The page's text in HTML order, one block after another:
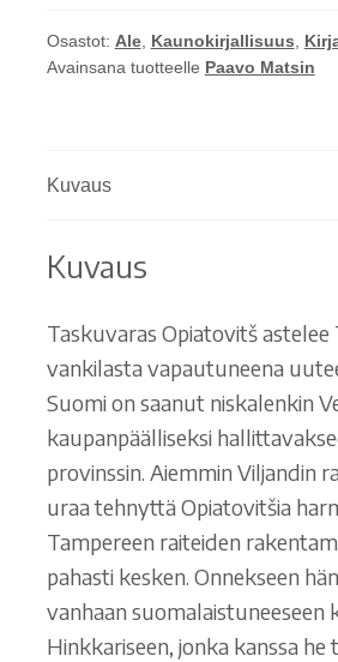
määrä
Osastot: Ale, Kaunokirjallisuus
Avainsana tuotteelle Paavo Matsin
Kuvaus
Kuvaus
Taskuvaras Opiatovitš astelee
vankilasta vapautuneena
Suomi on saanut niskalenkin
kaupanpäälliseksi
provinssin. Aiemmin Viljandin
uraa tehnyttä Opiatovitšia
Tampereen raiteiden
pahasti kesken. Onnekseen
vanhaan suomalaistuneeseen
Hinkkariseen, jonka kanssa